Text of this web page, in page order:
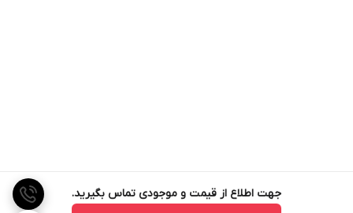
جهت اطلاع از قیمت و موجودی تماس بگیرید.